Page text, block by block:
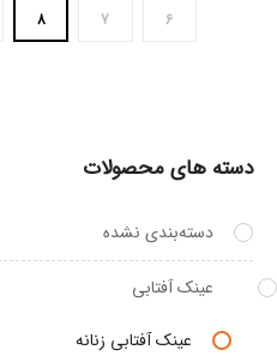
6
7
8
دسته های محصولات
دسته‌بندی نشده
عینک آفتابی
عینک آفتابی زنانه